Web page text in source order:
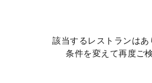
該当するレストランはあ
条件を変えて再度ご